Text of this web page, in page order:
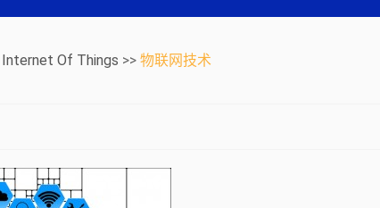
Of Things >> 物联网技术